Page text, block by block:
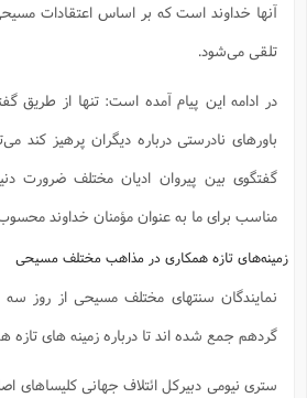
آنها خداوند است که بر اساس اعتقادات
تلقی می‌شود.
در ادامه این پیام آمده است: تنها از طریق
باورهای نادرستی درباره دیگران پرهیز کند
گفتگوی بین پیروان ادیان مختلف ضرورت
مناسب برای ما به عنوان مؤمنان خداوند
زمینه‌های تازه همکاری در مذاهب مختلف مسیحی
گردهم جمع شده اند تا درباره زمینه های تازه
ستری نیومی دبیرکل ائتلاف جهانی کلیساهای